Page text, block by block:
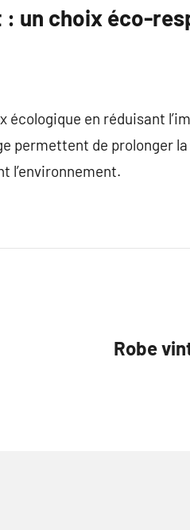
: un choix éco-
écologique en réduisant
permettent de prolonger
l’environnement.
Robe